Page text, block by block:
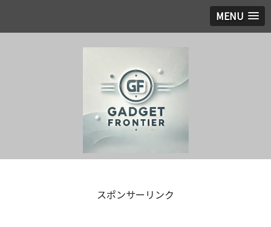
MENU
スポンサーリンク